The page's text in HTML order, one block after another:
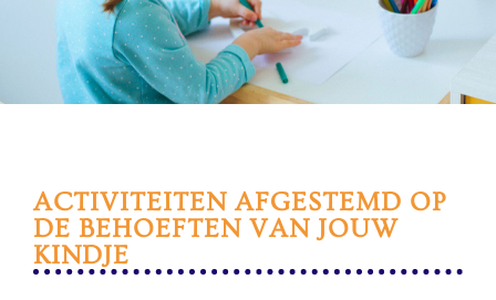
ACTIVITEITEN AFGESTEMD OP
DE BEHOEFTEN VAN JOUW
KINDJE